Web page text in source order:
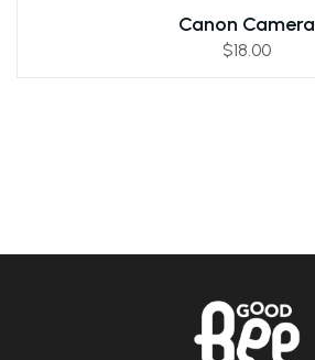
Canon Camera
$18.00